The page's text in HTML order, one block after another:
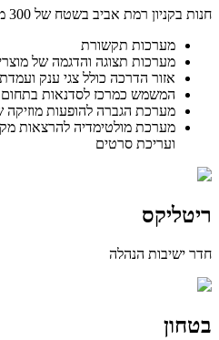
חנות בקניון רמת אביב בשטח של 300 מ"ר, כוללת:
מערכות תקשורת
מערכות תצוגה והדגמה של
אזור הדרכה כולל צגי ענק
המשמש כמרכז לסדנאות בתחום
מערכת הגברה להופעות מוזיקה
מערכת מולטימדיה להרצאות
ועריכת סרטים
ריטליקס
חדר ישיבות הנהלה
בטחון